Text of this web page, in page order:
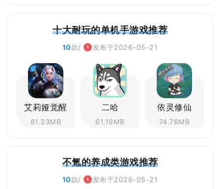
十大耐玩的单机手游戏推荐
10款/ 发布于2026-05-21
艾莉娅觉醒
81.33MB
二哈
61.19MB
依灵修仙
74.76MB
不氪的养成类游戏推荐
10款/ 发布于2026-05-21